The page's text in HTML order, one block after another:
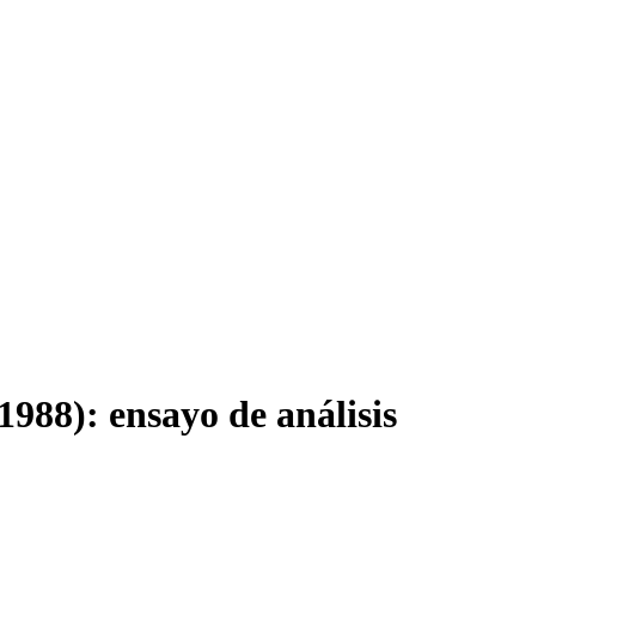
ensayo de análisis